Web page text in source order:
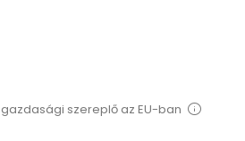
szereplő az EU-ban